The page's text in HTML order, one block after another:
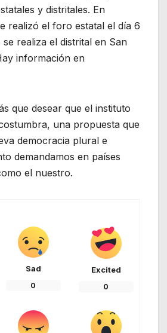
y distritales. En
realizó el foro estatal el día 6
se realiza el distrital en San
información en
que desear que el instituto
una propuesta que
democracia plural e
demandamos en países
el nuestro.
Sad
0
Excited
0